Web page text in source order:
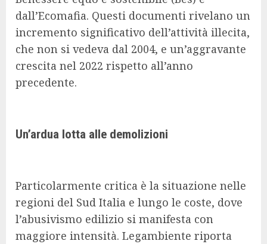
dall’Ecomafia. Questi documenti rivelano un
incremento significativo dell’attività illecita,
che non si vedeva dal 2004, e un’aggravante
crescita nel 2022 rispetto all’anno
precedente.
Un’ardua lotta alle demolizioni
Particolarmente critica è la situazione nelle
regioni del Sud Italia e lungo le coste, dove
l’abusivismo edilizio si manifesta con
maggiore intensità. Legambiente riporta